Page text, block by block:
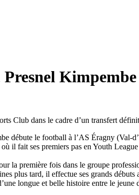
Club dans le cadre d’un transfert
débute le football à l’AS Éragny (Val-
il fait ses premiers pas en Youth
la première fois dans le groupe
plus tard, il effectue ses grands
longue et belle histoire entre le jeune